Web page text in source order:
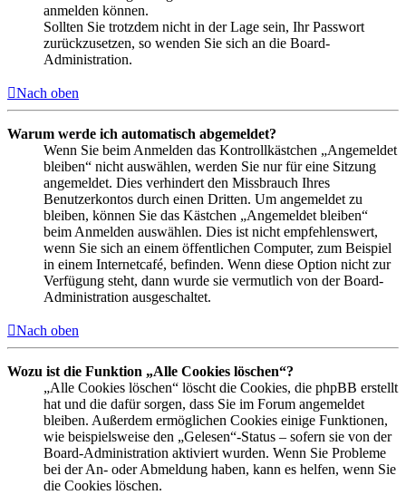
anmelden können.
Sollten Sie trotzdem nicht in der Lage sein, Ihr Passwort
zurückzusetzen, so wenden Sie sich an die Board-
Administration.
Nach oben
Warum werde ich automatisch abgemeldet?
Wenn Sie beim Anmelden das Kontrollkästchen „Angemeldet
bleiben“ nicht auswählen, werden Sie nur für eine Sitzung
angemeldet. Dies verhindert den Missbrauch Ihres
Benutzerkontos durch einen Dritten. Um angemeldet zu
bleiben, können Sie das Kästchen „Angemeldet bleiben“
beim Anmelden auswählen. Dies ist nicht empfehlenswert,
wenn Sie sich an einem öffentlichen Computer, zum Beispiel
in einem Internetcafé, befinden. Wenn diese Option nicht zur
Verfügung steht, dann wurde sie vermutlich von der Board-
Administration ausgeschaltet.
Nach oben
Wozu ist die Funktion „Alle Cookies löschen“?
„Alle Cookies löschen“ löscht die Cookies, die phpBB erstellt
hat und die dafür sorgen, dass Sie im Forum angemeldet
bleiben. Außerdem ermöglichen Cookies einige Funktionen,
wie beispielsweise den „Gelesen“-Status – sofern sie von der
Board-Administration aktiviert wurden. Wenn Sie Probleme
bei der An- oder Abmeldung haben, kann es helfen, wenn Sie
die Cookies löschen.